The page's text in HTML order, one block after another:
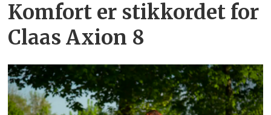
Komfort er stikkordet for
Claas Axion 8